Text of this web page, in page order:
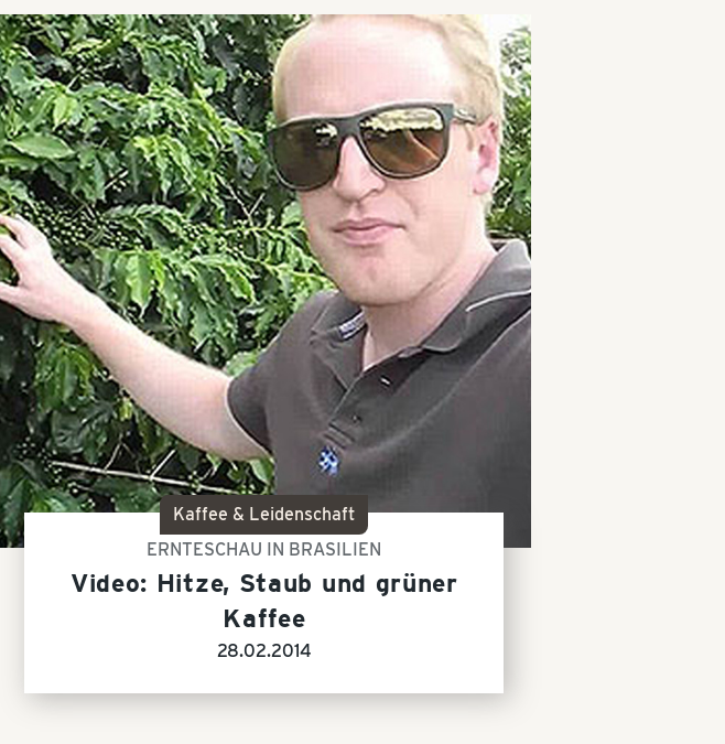
Kaffee & Leidenschaft
ERNTESCHAU IN BRASILIEN
Video: Hitze, Staub und grüner
Kaffee
28.02.2014